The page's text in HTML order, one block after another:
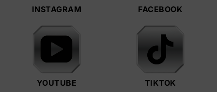
INSTAGRAM FACEBOOK
YOUTUBE TIKTOK